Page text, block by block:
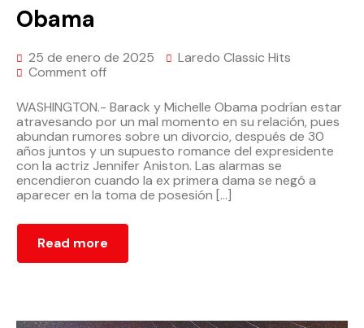
Obama
25 de enero de 2025
Laredo Classic Hits
Comment off
WASHINGTON.- Barack y Michelle Obama podrían estar
atravesando por un mal momento en su relación, pues
abundan rumores sobre un divorcio, después de 30
años juntos y un supuesto romance del expresidente
con la actriz Jennifer Aniston. Las alarmas se
encendieron cuando la ex primera dama se negó a
aparecer en la toma de posesión […]
Read more